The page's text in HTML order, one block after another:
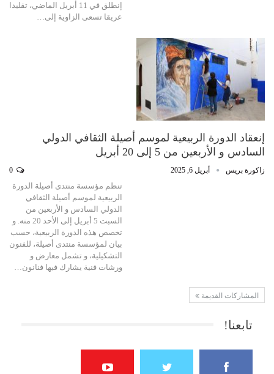
إنطلق في 11 أبريل الماضي، تقليدا
عريقا تسعى الزاوية إلى…
إنعقاد الدورة الربيعية لموسم أصيلة الثقافي الدولي
السادس و الأربعين من 5 إلى 20 أبريل
زاكورة بريس أبريل 6, 2025
تنظم مؤسسة منتدى أصيلة الدورة
الربيعية لموسم أصيلة الثقافي
الدولي السادس و الأربعين من
السبت 5 أبريل إلى الأحد 20 منه. و
تخصص هذه الدورة الربيعية، حسب
بيان لمؤسسة منتدى أصيلة، للفنون
التشكيلية، و تشمل معارض و
ورشات فنية يشارك فيها فنانون…
المشاركات القديمة
تابعنا!